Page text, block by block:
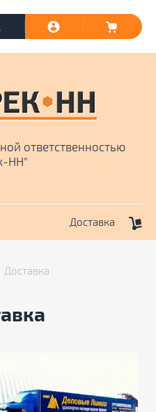
Доставка
ответственностью
НН"
Доставка